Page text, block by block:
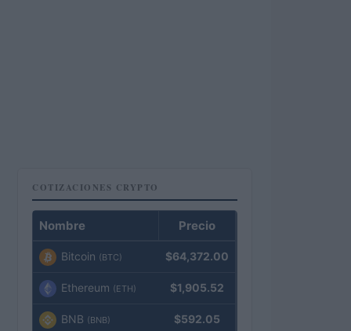
COTIZACIONES CRYPTO
Nombre Precio
Bitcoin (BTC) $64,372.00
Ethereum (ETH) $1,905.52
BNB (BNB) $592.05